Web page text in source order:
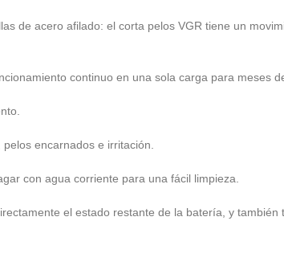
de acero afilado: el corta pelos VGR tiene un
continuo en una sola carga para meses
encarnados e irritación.
con agua corriente para una fácil limpieza.
el estado restante de la batería, y